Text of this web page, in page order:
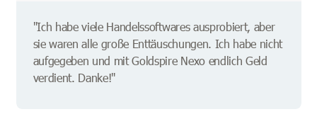
"Ich habe viele Handelssoftwares ausprobiert, aber
sie waren alle große Enttäuschungen. Ich habe nicht
aufgegeben und mit Goldspire Nexo endlich Geld
verdient. Danke!"